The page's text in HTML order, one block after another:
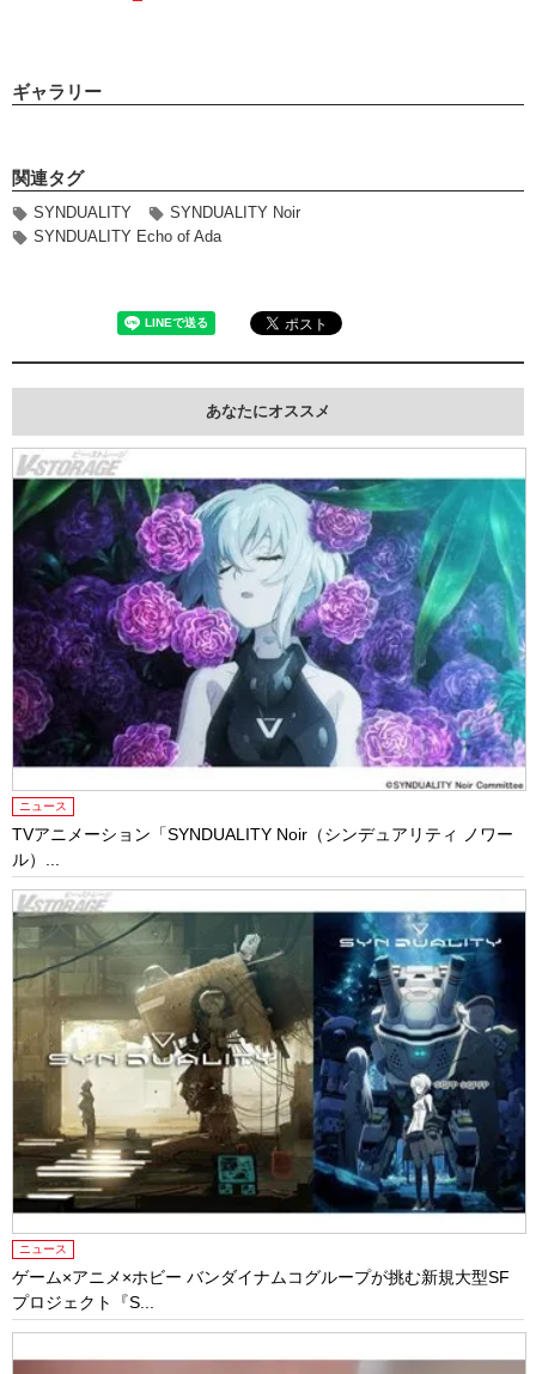
ギャラリー
関連タグ
SYNDUALITY
SYNDUALITY Noir
SYNDUALITY Echo of Ada
あなたにオススメ
ニュース
TVアニメーション「SYNDUALITY Noir（シンデュアリティ ノワー
ル）...
ニュース
ゲーム×アニメ×ホビー バンダイナムコグループが挑む新規大型SF
プロジェクト『S...